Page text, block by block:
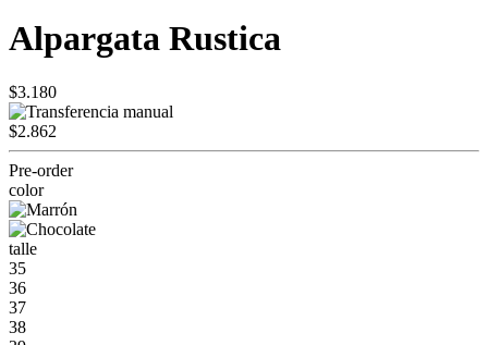
Alpargata Rustica
$3.180
$2.862
Pre-order
color
talle
35
36
37
38